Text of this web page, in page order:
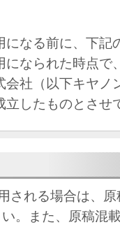
になる前に、下記
になられた時点で
会社（以下キヤノ
立したものとさせ
その複製物に関
はキヤノンのラ
ウエアのユーザ
される場合は、
。また、原稿混